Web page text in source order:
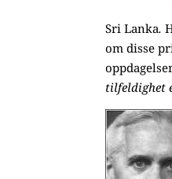
Sri Lanka.
om disse
tilfeldighet